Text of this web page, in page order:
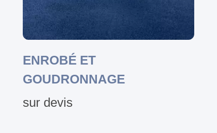
ENROBÉ ET
GOUDRONNAGE
sur devis